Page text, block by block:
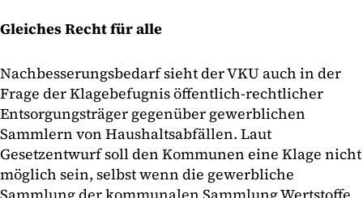
Gleiches Recht für alle
Nachbesserungsbedarf sieht der VKU auch in der
Frage der Klagebefugnis öffentlich-rechtlicher
Entsorgungsträger gegenüber gewerblichen
Sammlern von Haushaltsabfällen. Laut
Gesetzentwurf soll den Kommunen eine Klage nicht
möglich sein, selbst wenn die gewerbliche